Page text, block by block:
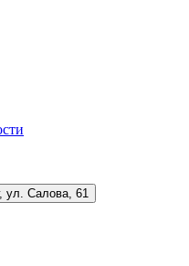
ул. Салова, 61